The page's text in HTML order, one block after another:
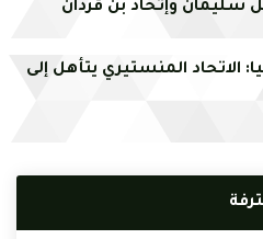
سليمان وإتحاد بن قردان
الاتحاد المنستيري يتأهل إلى